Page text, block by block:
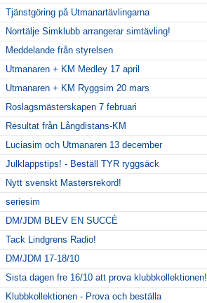
Tjänstgöring på Utmanartävlingarna
Norrtälje Simklubb arrangerar simtävling!
Meddelande från styrelsen
Utmanaren + KM Medley 17 april
Utmanaren + KM Ryggsim 20 mars
Roslagsmästerskapen 7 februari
Resultat från Långdistans-KM
Luciasim och Utmanaren 13 december
Julklappstips! - Beställ TYR ryggsäck
Nytt svenskt Mastersrekord!
seriesim
DM/JDM BLEV EN SUCCÈ
Tack Lindgrens Radio!
DM/JDM 17-18/10
Sista dagen fre 16/10 att prova klubbkollektionen!
Klubbkollektionen - Prova och beställa